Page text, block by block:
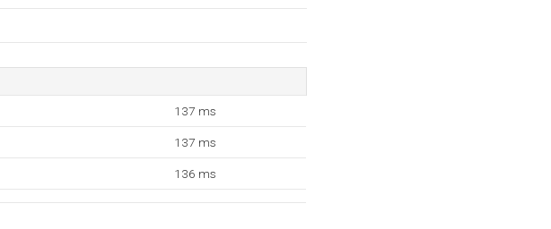
137 ms
137 ms
136 ms